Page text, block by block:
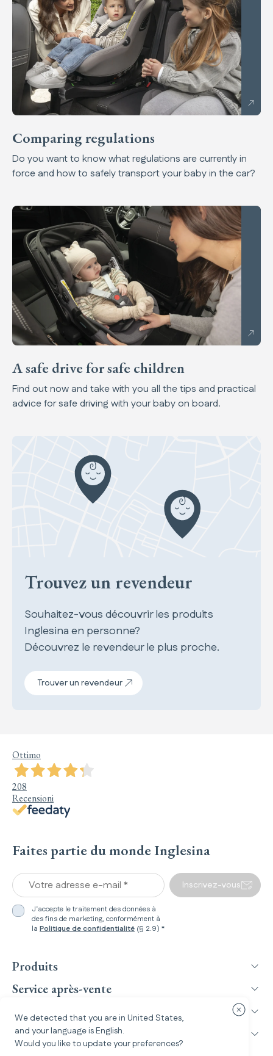
Comparing regulations
Do you want to know what regulations are currently in
force and how to safely transport your baby in the car?
A safe drive for safe children
A safe drive for safe children
Find out now and take with you all the tips and practical
advice for safe driving with your baby on board.
Trouvez un revendeur
Souhaitez-vous découvrir les produits
Inglesina en personne?
Découvrez le revendeur le plus proche.
Trouver un revendeur
Ottimo
208
Recensioni
Faites partie du monde Inglesina
Votre adresse e-mail *
J’accepte le traitement des données à
des fins de marketing, conformément à
la Politique de confidentialité (§ 2.9) *
Inscrivez-vous
Produits
Service après-vente
Inglesina World
Informations légales
We detected that you are in United States,
and your language is English.
Would you like to update your preferences?
Fermer